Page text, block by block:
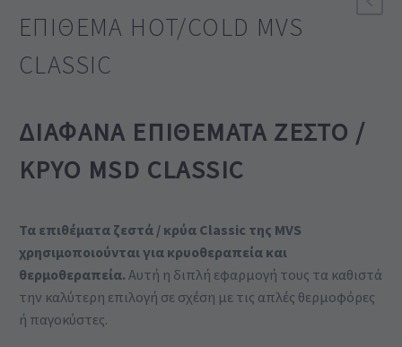
ΕΠΊΘΕΜΑ HOT/COLD MVS
CLASSIC
ΔΙΆΦΑΝΑ ΕΠΊΘΕΜΑΤΑ ΖΕΣΤΌ /
ΚΡΎΟ MSD CLASSIC
Τα επιθέματα ζεστά / κρύα Classic της MVS
χρησιμοποιούνται για κρυοθεραπεία και
θερμοθεραπεία. Αυτή η διπλή εφαρμογή τους τα καθιστά
την καλύτερη επιλογή σε σχέση με τις απλές θερμοφόρες
ή παγοκύστες.